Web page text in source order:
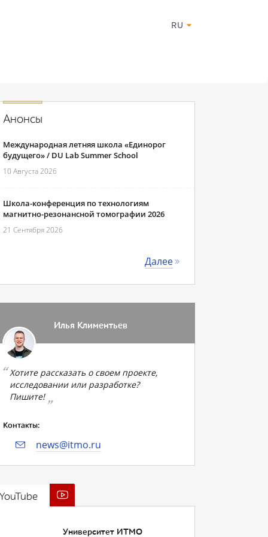
RU
Анонсы
Международная летняя школа «Единорог
будущего» / DU Lab Summer School
10 Августа 2026
Школа-конференция по технологиям
магнитно-резонансной томографии 2026
21 Сентября 2026
Далее
Илья Климентьев
Хотите рассказать о своем проекте,
исследовании или разработке?
Пишите!
Контакты:
news@itmo.ru
Университет ИТМО